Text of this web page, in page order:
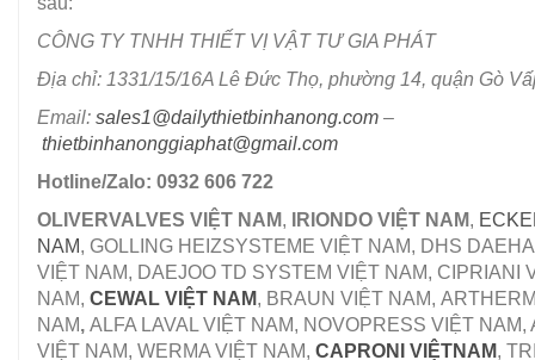
CÔNG TY TNHH THIẾT VỊ VẬT TƯ GIA PHÁT
Địa chỉ: 1331/15/16A Lê Đức Thọ, phường 14, quận Gò
Email: sales1@dailythietbinhanong.com –
thietbinhanonggiaphat@gmail.com
Hotline/Zalo: 0932 606 722
OLIVERVALVES VIỆT NAM, IRIONDO VIỆT NAM,
NAM, GOLLING HEIZSYSTEME VIỆT NAM, DHS
VIỆT NAM, DAEJOO TD SYSTEM VIỆT NAM, CIPRIANI
NAM, CEWAL VIỆT NAM, BRAUN VIỆT NAM,
NAM, ALFA LAVAL VIỆT NAM, NOVOPRESS VIỆT NAM,
VIỆT NAM, WERMA VIỆT NAM, CAPRONI VIỆTNAM,